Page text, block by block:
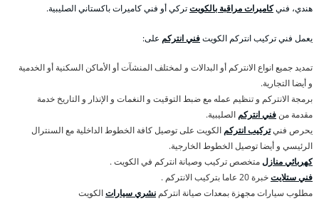
هندي، فنيكاميرات مراقبة بالكويتتركي أو فني كاميرات باكستاني الصليبية.
يعمل فني تركيب انتركم الكويتفني انتركم على:
تمديد جميع انواع الانتركم أو البدالات و لمختلف المنشآت أو الأماكن السكنية أو الخدمية
و أيضا التجارية.
برمجة الانتركم و تنظيم عمله مع ضبط التوقيت و النغمات و الإنذار و التاريخ خدمة
مقدمة من فني انتركم الصليبية.
يحرص فنيتركيب انتركم الكويت على توصيل كافة الخطوط الداخلية مع السنترال
الرئيسي و أيضا توصيل الخطوط الخارجية.
كهربائي منازلمتخصص تركيب وصيانة انتركم في الكويت .
فني ستلايتخبرة 20 عاما بتركيب الانتركم .
مطلوب سيارات مجهزة بمعدات صيانة انتركم نشري سياراتالكويت